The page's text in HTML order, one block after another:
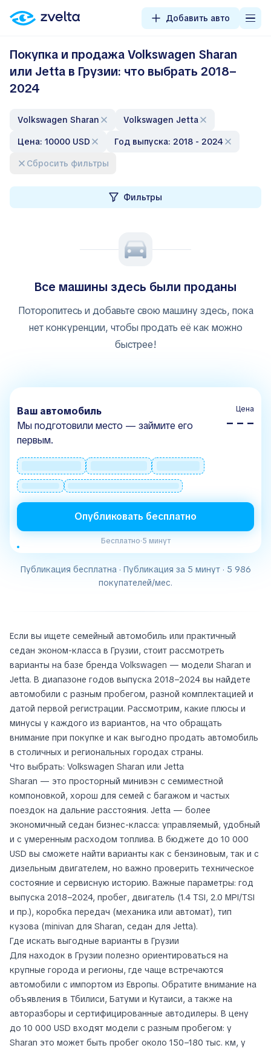
Добавить авто
Покупка и продажа Volkswagen Sharan
или Jetta в Грузии: что выбрать 2018–
2024
Volkswagen Sharan
Volkswagen Jetta
Цена: 10000 USD
Год выпуска: 2018 - 2024
Сбросить фильтры
Фильтры
Все машины здесь были проданы
Поторопитесь и добавьте свою машину здесь, пока
нет конкуренции, чтобы продать её как можно
быстрее!
Ваш автомобиль
Мы подготовили место — займите его
первым.
Цена
– – –
Опубликовать бесплатно
Бесплатно·5 минут
Публикация бесплатна · Публикация за 5 минут · 5 986
покупателей/мес.
Если вы ищете семейный автомобиль или практичный
седан эконом-класса в Грузии, стоит рассмотреть
варианты на базе бренда Volkswagen — модели Sharan и
Jetta. В диапазоне годов выпуска 2018–2024 вы найдете
автомобили с разным пробегом, разной комплектацией и
датой первой регистрации. Рассмотрим, какие плюсы и
минусы у каждого из вариантов, на что обращать
внимание при покупке и как выгодно продать автомобиль
в столичных и региональных городах страны.
Что выбрать: Volkswagen Sharan или Jetta
Sharan — это просторный минивэн с семиместной
компоновкой, хорош для семей с багажом и частых
поездок на дальние расстояния. Jetta — более
экономичный седан бизнес-класса: управляемый, удобный
и с умеренным расходом топлива. В бюджете до 10 000
USD вы сможете найти варианты как с бензиновым, так и с
дизельным двигателем, но важно проверить техническое
состояние и сервисную историю. Важные параметры: год
выпуска 2018–2024, пробег, двигатель (1.4 TSI, 2.0 MPI/TSI
и пр.), коробка передач (механика или автомат), тип
кузова (minivan для Sharan, седан для Jetta).
Где искать выгодные варианты в Грузии
Для находок в Грузии полезно ориентироваться на
крупные города и регионы, где чаще встречаются
автомобили с импортом из Европы. Обратите внимание на
объявления в Тбилиси, Батуми и Кутаиси, а также на
авторазборы и сертифицированные автодилеры. В цену
до 10 000 USD входят модели с разным пробегом: у
Sharan это может быть пробег около 150–180 тыс. км, у